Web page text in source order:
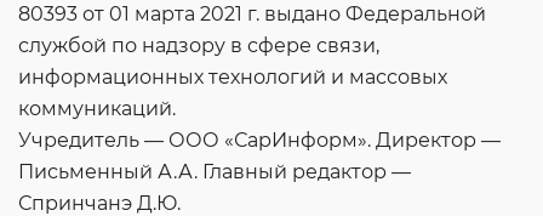
80393 от 01 марта 2021 г. выдано Федеральной
службой по надзору в сфере связи,
информационных технологий и массовых
коммуникаций.
Учредитель — ООО «СарИнформ». Директор —
Письменный А.А. Главный редактор —
Спринчанэ Д.Ю.